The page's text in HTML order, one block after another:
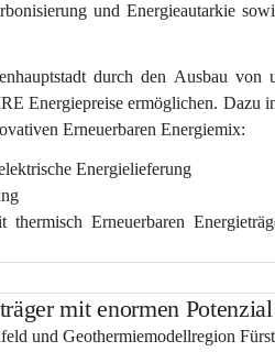
und Energieautarkie
durch den Ausbau von
Energiepreise ermöglichen. Dazu
Erneuerbaren Energiemix:
Energielieferung
thermisch Erneuerbaren
mit enormen Potenzial
und Geothermiemodellregion